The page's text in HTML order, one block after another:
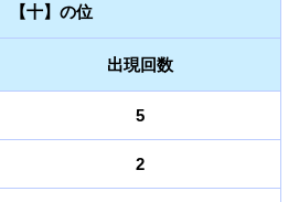
【十】の位
出現回数
5
2